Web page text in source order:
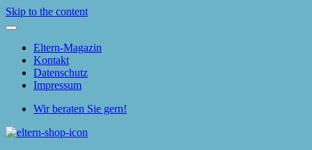
Skip to the content
Eltern-Magazin
Kontakt
Datenschutz
Impressum
Wir beraten Sie gern!